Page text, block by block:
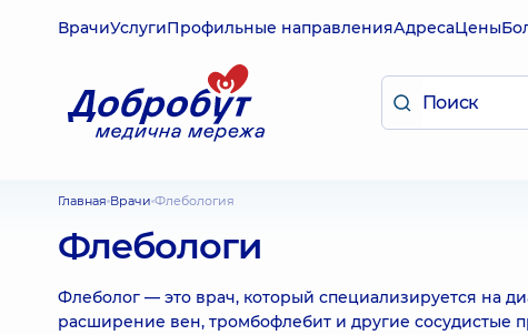
ВрачиУслугиПрофильные направленияАдресаЦены
Главная Врачи Флебология
Флебологи
Флеболог — это врач, который специализируется на
расширение вен, тромбофлебит и другие